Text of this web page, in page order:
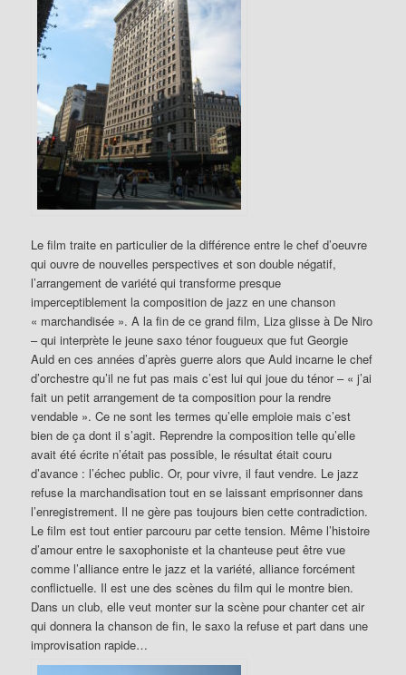
Le film traite en particulier de la différence entre le chef d’oeuvre
qui ouvre de nouvelles perspectives et son double négatif,
l’arrangement de variété qui transforme presque
imperceptiblement la composition de jazz en une chanson
« marchandisée ». A la fin de ce grand film, Liza glisse à De Niro
– qui interprète le jeune saxo ténor fougueux que fut Georgie
Auld en ces années d’après guerre alors que Auld incarne le chef
d’orchestre qu’il ne fut pas mais c’est lui qui joue du ténor – « j’ai
fait un petit arrangement de ta composition pour la rendre
vendable ». Ce ne sont les termes qu’elle emploie mais c’est
bien de ça dont il s’agit. Reprendre la composition telle qu’elle
avait été écrite n’était pas possible, le résultat était couru
d’avance : l’échec public. Or, pour vivre, il faut vendre. Le jazz
refuse la marchandisation tout en se laissant emprisonner dans
l’enregistrement. Il ne gère pas toujours bien cette contradiction.
Le film est tout entier parcouru par cette tension. Même l’histoire
d’amour entre le saxophoniste et la chanteuse peut être vue
comme l’alliance entre le jazz et la variété, alliance forcément
conflictuelle. Il est une des scènes du film qui le montre bien.
Dans un club, elle veut monter sur la scène pour chanter cet air
qui donnera la chanson de fin, le saxo la refuse et part dans une
improvisation rapide…